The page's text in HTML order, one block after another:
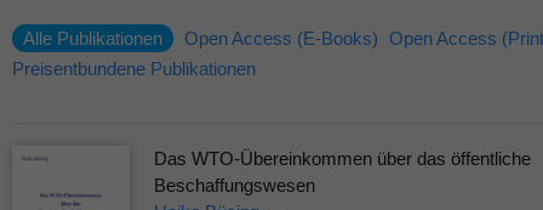
Alle Publikationen Open Access (E-Books)
Open Access
Preisentbundene Publikationen
Das WTO-Übereinkommen über das öffentliche
Beschaffungswesen